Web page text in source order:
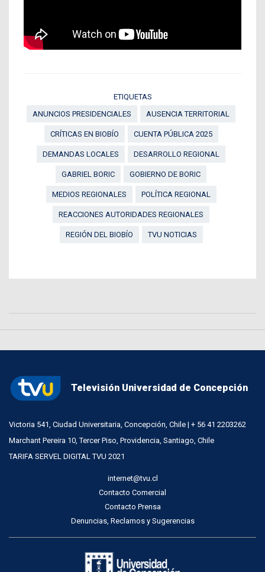
ETIQUETAS
ANUNCIOS PRESIDENCIALES
AUSENCIA TERRITORIAL
CRÍTICAS EN BIOBÍO CUENTA PÚBLICA 2025
DEMANDAS LOCALES DESARROLLO REGIONAL
GABRIEL BORIC GOBIERNO DE BORIC
MEDIOS REGIONALES POLÍTICA REGIONAL
REACCIONES AUTORIDADES REGIONALES
REGIÓN DEL BIOBÍO TVU NOTICIAS
Televisión Universidad de Concepción
Victoria 541, Ciudad Universitaria, Concepción, Chile | + 56 41 2203262
Marchant Pereira 10, Tercer Piso, Providencia, Santiago, Chile
TARIFA SERVEL DIGITAL TVU 2021
internet@tvu.cl
Contacto Comercial
Contacto Prensa
Denuncias, Reclamos y Sugerencias